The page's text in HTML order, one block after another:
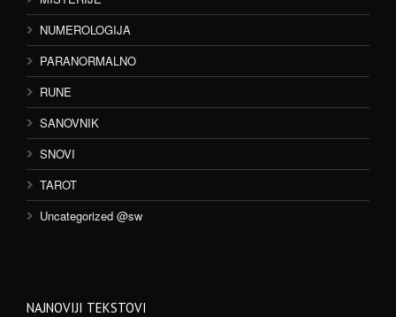
NUMEROLOGIJA
PARANORMALNO
RUNE
SANOVNIK
SNOVI
TAROT
Uncategorized @sw
NAJNOVIJI TEKSTOVI